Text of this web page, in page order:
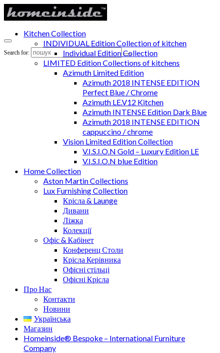
Search for:
Kitchen Collection
INDIVIDUAL Edition Collection of kitchen
Individual Edition Collection
LIMITED Edition Collections of kitchens
Azimuth Limited Edition
Azimuth 2018 INTENSE EDITION
Perfect Blue / Chrome
Azimuth LE.V12 Kitchen
Azimuth INTENSE Edition Dark Blue
Azimuth 2018 INTENSE EDITION
cappuccino / chrome
Vision Limited Edition Collection
V.I.S.I.O.N Gold – Luxury Edition LE
V.I.S.I.O.N blue Edition
Home Collection
Aston Martin Collections
Lux Furnishing Collection
Крісла & Launge
Дивани
Ліжка
Колекції
Офіс & Кабінет
Конференц Столи
Крісла Керівника
Офісні стільці
Офісні Крісла
Про Нас
Контакти
Новини
Українська
Магазин
Homeinside® Bespoke – International Furniture
Company